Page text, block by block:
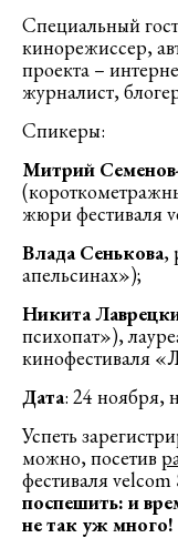
Специальный
кинорежиссер,
проекта –
журналист,
Спикеры:
Митрий
жюри фестиваля
Влада Сенькова,
апельсинах»);
Никита
психопат»),
кинофестиваля
Дата: 24 ноября,
Успеть
можно, посетив
фестиваля
поспешить: и
не так уж много!